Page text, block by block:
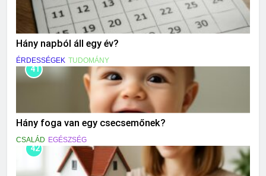
Hány napból áll egy év?
ÉRDESSÉGEK TUDOMÁNY
41
Hány foga van egy csecsemőnek?
CSALÁD EGÉSZSÉG
42